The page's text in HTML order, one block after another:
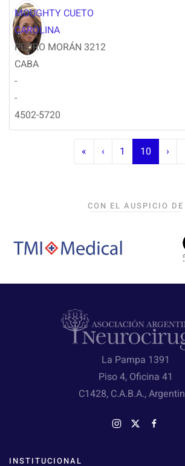
MOUGHTY CUETO
CAROLINA
PEDRO MORÁN 3212
CABA
-
-
4502-5720
« ‹ 1 10 ›
CON EL AUSPICIO DE
La Pampa 1391
Piso 4, Oficina 41
C1428, C.A.B.A.,
INSTITUCIONAL